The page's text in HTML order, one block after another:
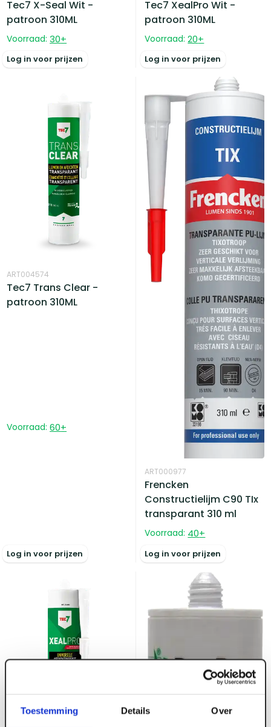
Toestemming Details Over
Tec7 X-Seal Wit -
patroon 310ML
Voorraad: 30+
Log in voor prijzen
Tec7 XealPro Wit -
patroon 310ML
Voorraad: 20+
Log in voor prijzen
ART004574
Tec7 Trans Clear -
patroon 310ML
Voorraad: 60+
Log in voor prijzen
ART000977
Frencken
Constructielijm C90 TIx
transparant 310 ml
Voorraad: 40+
Log in voor prijzen